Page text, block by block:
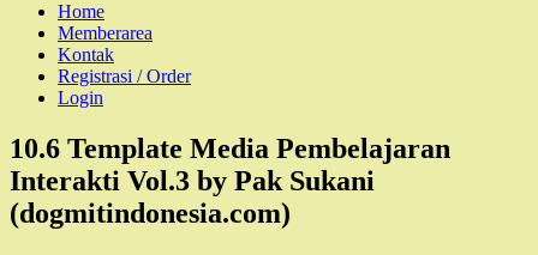
Home
Memberarea
Kontak
Registrasi / Order
Login
10.6 Template Media Pembelajaran
Interakti Vol.3 by Pak Sukani
(dogmitindonesia.com)